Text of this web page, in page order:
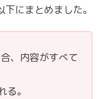
にまとめました。
、内容がすべて
。